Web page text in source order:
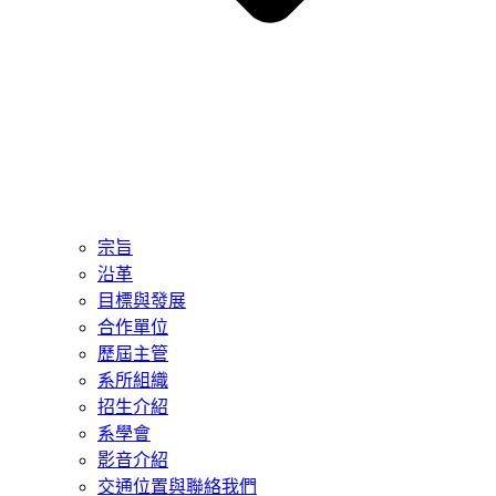
宗旨
沿革
目標與發展
合作單位
歷屆主管
系所組織
招生介紹
系學會
影音介紹
交通位置與聯絡我們